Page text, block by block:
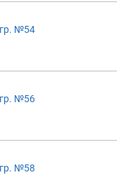
№54
№56
№58